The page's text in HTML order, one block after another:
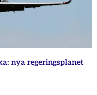
nya regeringsplanet